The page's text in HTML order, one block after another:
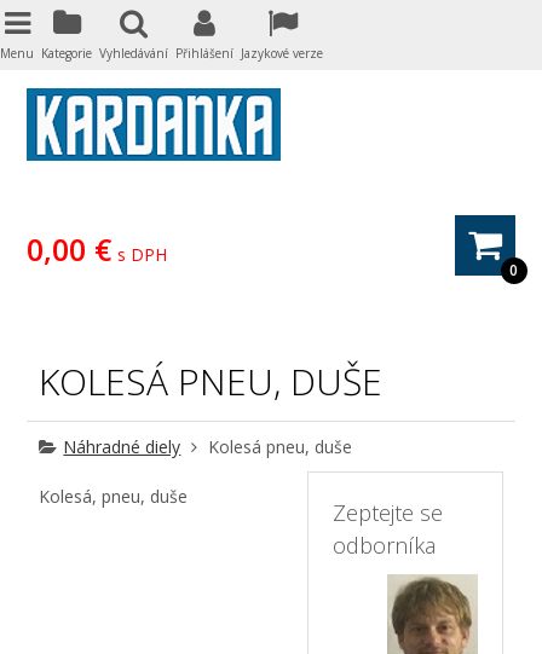
0
0,00 € s DPH
KOLESÁ PNEU, DUŠE
Náhradné diely Kolesá pneu, duše
Zeptejte se
odborníka
Kolesá, pneu, duše
Menu Kategorie Vyhledávání Přihlášení Jazykové verze